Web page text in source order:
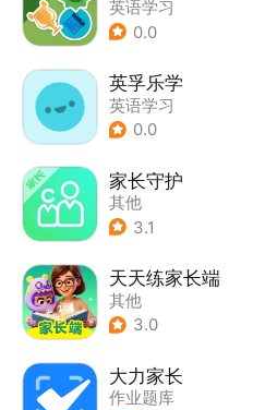
英语学习
0.0
英孚乐学
英语学习
0.0
家长守护
其他
3.1
天天练家长端
其他
3.0
大力家长
作业题库